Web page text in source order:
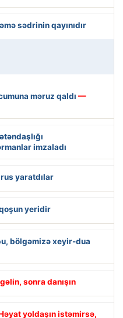
sədrinin qayınıdır
məruz qaldı —
imzaladı
yaratdılar
yeridir
bölgəmizə xeyir-dua
sonra danışın
yoldaşın istəmirsə,